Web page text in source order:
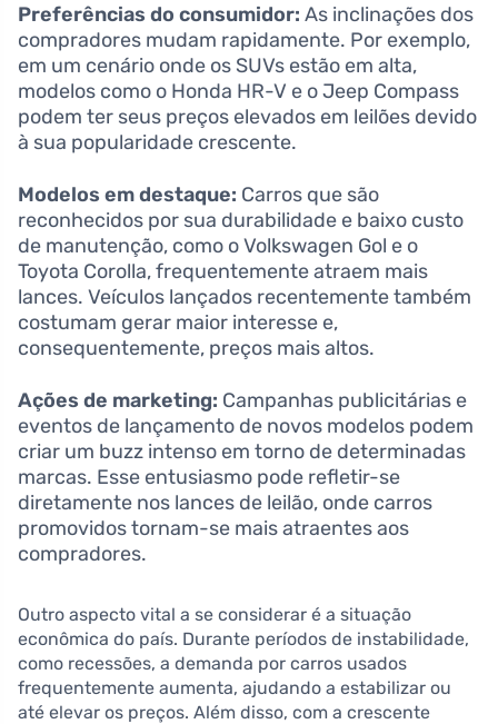
Preferências do consumidor: As inclinações dos
compradores mudam rapidamente. Por exemplo,
em um cenário onde os SUVs estão em alta,
modelos como o Honda HR-V e o Jeep Compass
podem ter seus preços elevados em leilões devido
à sua popularidade crescente.
Modelos em destaque: Carros que são
reconhecidos por sua durabilidade e baixo custo
de manutenção, como o Volkswagen Gol e o
Toyota Corolla, frequentemente atraem mais
lances. Veículos lançados recentemente também
costumam gerar maior interesse e,
consequentemente, preços mais altos.
Ações de marketing: Campanhas publicitárias e
eventos de lançamento de novos modelos podem
criar um buzz intenso em torno de determinadas
marcas. Esse entusiasmo pode refletir-se
diretamente nos lances de leilão, onde carros
promovidos tornam-se mais atraentes aos
compradores.
Outro aspecto vital a se considerar é a situação
econômica do país. Durante períodos de instabilidade,
como recessões, a demanda por carros usados
frequentemente aumenta, ajudando a estabilizar ou
até elevar os preços. Além disso, com a crescente